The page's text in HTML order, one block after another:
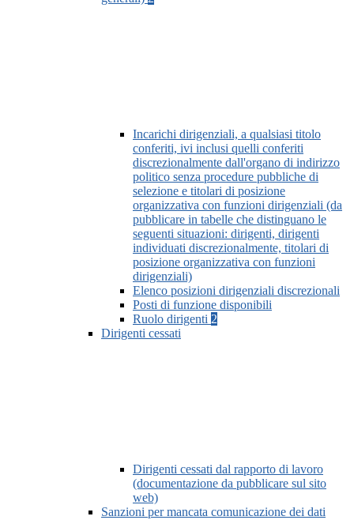
Incarichi dirigenziali, a qualsiasi titolo
conferiti, ivi inclusi quelli conferiti
discrezionalmente dall'organo di indirizzo
politico senza procedure pubbliche di
selezione e titolari di posizione
organizzativa con funzioni dirigenziali (da
pubblicare in tabelle che distinguano le
seguenti situazioni: dirigenti, dirigenti
individuati discrezionalmente, titolari di
posizione organizzativa con funzioni
dirigenziali)
Elenco posizioni dirigenziali discrezionali
Posti di funzione disponibili
Ruolo dirigenti 2
Dirigenti cessati
Dirigenti cessati dal rapporto di lavoro
(documentazione da pubblicare sul sito
web)
Sanzioni per mancata comunicazione dei dati